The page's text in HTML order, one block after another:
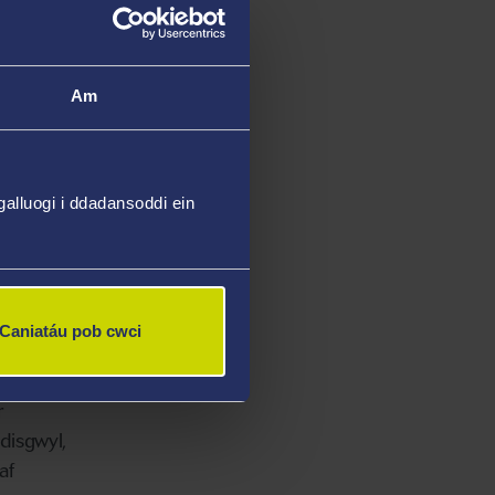
Am
i ddadansoddi ein
Caniatáu pob cwci
sail